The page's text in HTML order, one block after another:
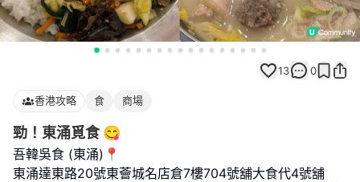
13 0
香港攻略 食 商場
勁！東涌覓食 😋
吾韓吳食 (東涌)📍
東涌達東路20號東薈城名店倉7樓704號舖大食代4號舖